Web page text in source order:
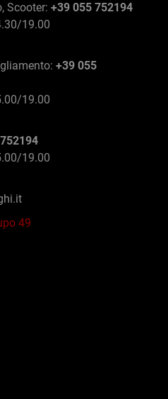
Scooter: +39 055 752194
19.00
+39 055
19.00
19.00
49